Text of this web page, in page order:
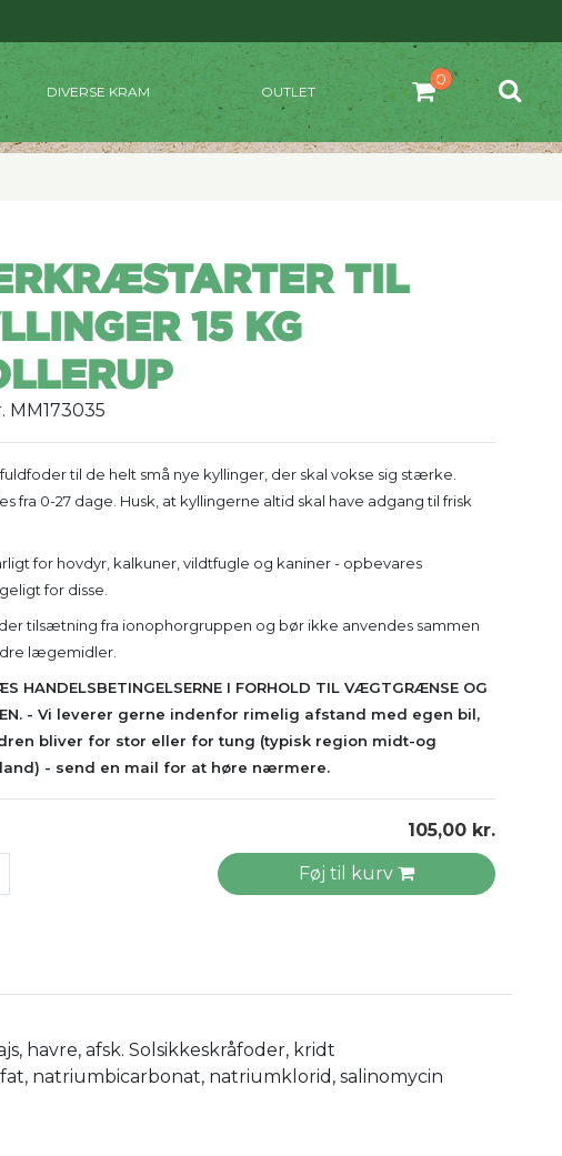
DIVERSE KRAM OUTLET
TIL
15 KG
MM173035
til de helt små nye kyllinger, der skal vokse sig stærke.
fra 0-27 dage. Husk, at kyllingerne altid skal have adgang til frisk
for hovdyr, kalkuner, vildtfugle og kaniner - opbevares
for disse.
tilsætning fra ionophorgruppen og bør ikke anvendes sammen
lægemidler.
HANDELSBETINGELSERNE I FORHOLD TIL VÆGTGRÆNSE OG
- Vi leverer gerne indenfor rimelig afstand med egen bil,
bliver for stor eller for tung (typisk region midt-og
- send en mail for at høre nærmere.
105,00 kr.
Føj til kurv
havre, afsk. Solsikkeskråfoder, kridt
natriumbicarbonat, natriumklorid, salinomycin